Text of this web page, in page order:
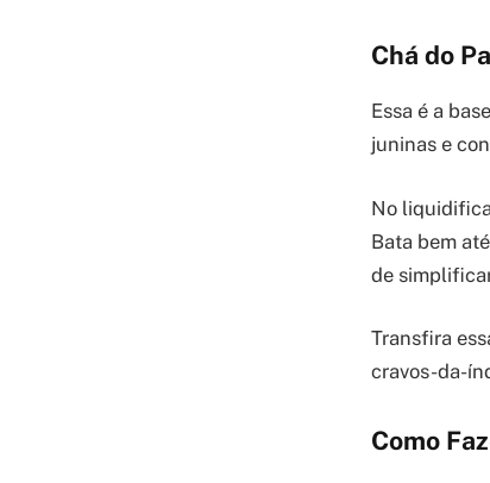
Chá do
Essa é a
juninas e
No
Bata bem
de
Transfira
cravos-da-
Como